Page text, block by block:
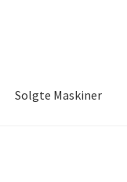
Solgte Maskiner